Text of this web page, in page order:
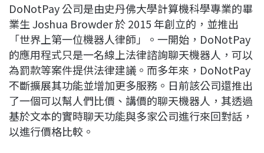
DoNotPay 公司是由史丹佛大學計算機科學專業的畢
業生 Joshua Browder 於 2015 年創立的，並推出
「世界上第一位機器人律師」。一開始，DoNotPay
的應用程式只是一名線上法律諮詢聊天機器人，可以
為罰款等案件提供法律建議。而多年來，DoNotPay
不斷擴展其功能並增加更多服務。日前該公司還推出
了一個可以幫人們比價、講價的聊天機器人，其透過
基於文本的實時聊天功能與多家公司進行來回對話，
以進行價格比較。